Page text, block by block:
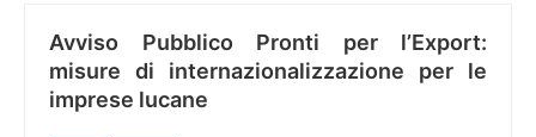
Avviso Pubblico Pronti per l’Export:
misure di internazionalizzazione per le
imprese lucane